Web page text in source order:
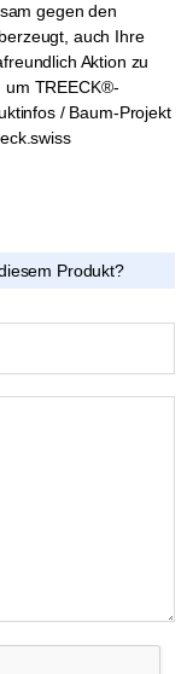
gegen den
auch Ihre
Aktion zu
um TREECK®-
/ Baum-Projekt
Produkt?